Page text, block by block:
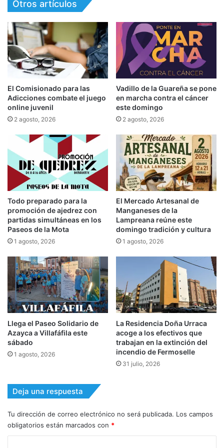
Otros artículos
El Comisionado para las
Adicciones combate el juego
online juvenil
2 agosto, 2026
Vadillo de la Guareña se pone
en marcha contra el cáncer
este domingo
2 agosto, 2026
Todo preparado para la
promoción de ajedrez con
partidas simultáneas en los
Paseos de la Mota
1 agosto, 2026
El Mercado Artesanal de
Manganeses de la
Lampreana reúne este
domingo tradición y cultura
1 agosto, 2026
Llega el Paseo Solidario de
Azayca a Villafáfila este
sábado
1 agosto, 2026
La Residencia Doña Urraca
acoge a los efectivos que
trabajan en la extinción del
incendio de Fermoselle
31 julio, 2026
Deja una respuesta
Tu dirección de correo electrónico no será publicada. Los campos
obligatorios están marcados con *